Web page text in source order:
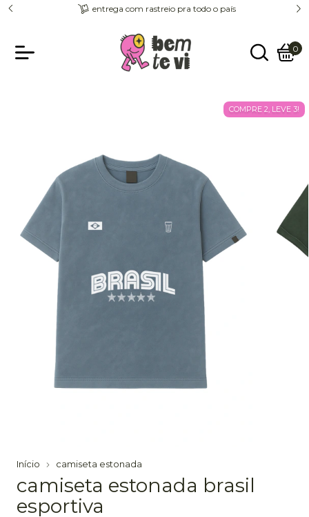
entrega com rastreio pra todo o país
0
COMPRE 2, LEVE 3!
Início camiseta estonada
camiseta estonada brasil
esportiva